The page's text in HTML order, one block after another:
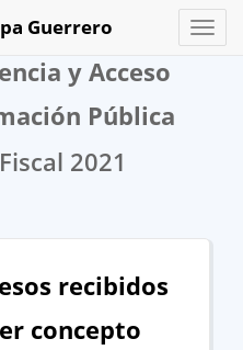
Toggle
Guerrero
y Acceso
Pública
2021
recibidos
concepto